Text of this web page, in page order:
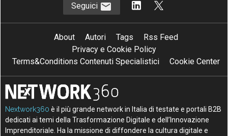
Seguici
About Autori Tags
Rss Feed
Privacy e Cookie Policy
Terms&Conditions Contenuti Specialistici
Cookie Center
Nextwork360 è il più grande network in Italia di testate e portali B2B
dedicati ai temi della Trasformazione Digitale e dell’Innovazione
Imprenditoriale. Ha la missione di diffondere la cultura digitale e